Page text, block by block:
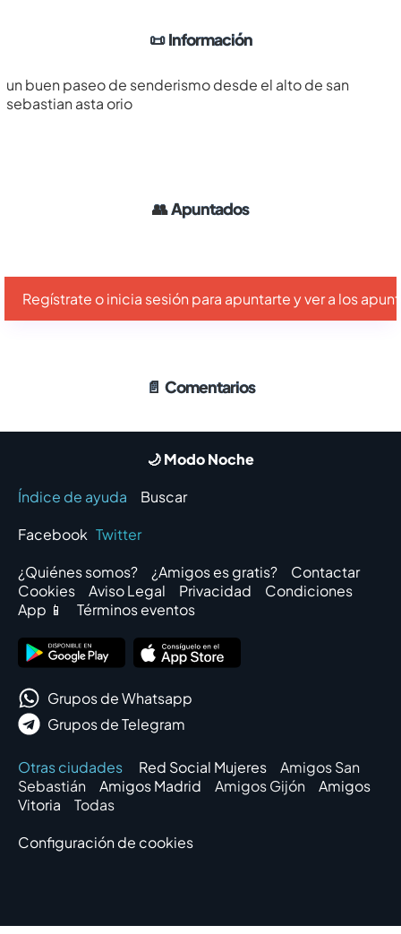
📜Información
un buen paseo de senderismo desde el alto de san
sebastian asta orio
👥Apuntados
Regístrate o inicia sesión para apuntarte y ver a los
📄 Comentarios
🌙 Modo Noche
Índice de ayuda
Buscar
Facebook Twitter
¿Quiénes somos?
¿Amigos es gratis?
Contactar
Cookies
Aviso Legal Privacidad
Condiciones
App 📱
Términos eventos
Grupos de Whatsapp
Grupos de Telegram
Otras ciudades Red Social Mujeres
Amigos San
Sebastián
Amigos Madrid Amigos Gijón
Amigos
Vitoria
Todas
Configuración de cookies